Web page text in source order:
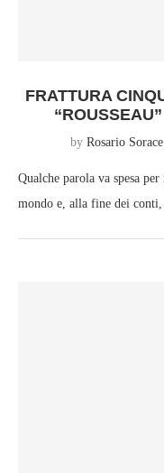
FRATTURA
by Rosario Sorace
Qualche parola va spesa
mondo e, alla fine dei